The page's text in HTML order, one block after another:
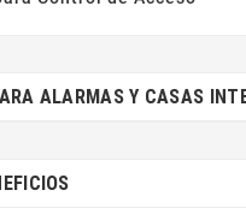
ALARMAS Y CASAS